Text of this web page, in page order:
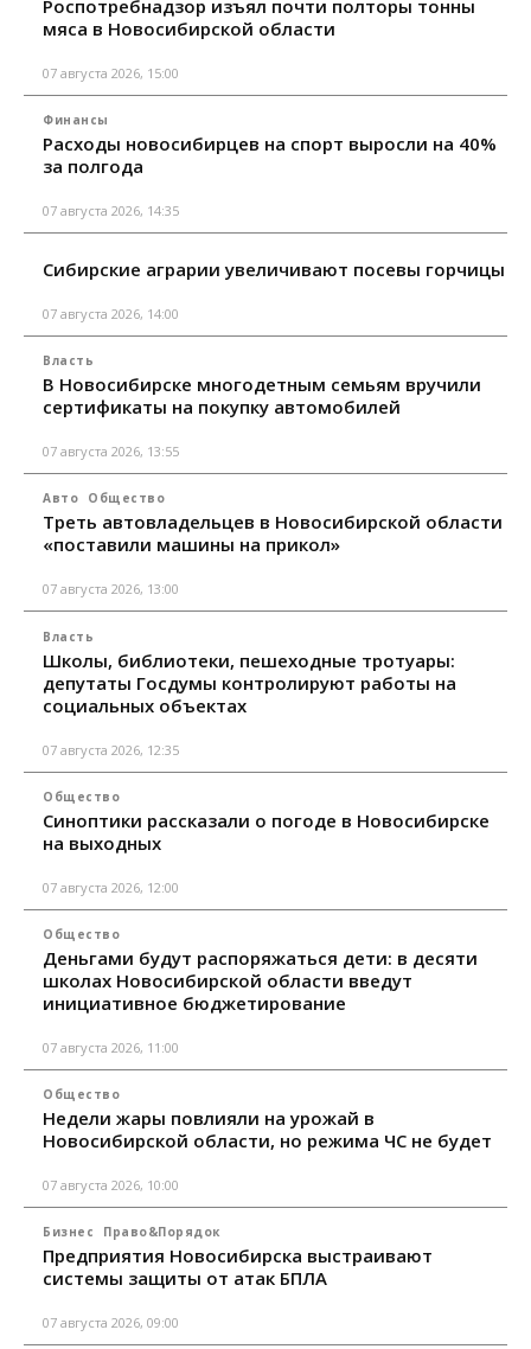
Роспотребнадзор изъял почти полторы тонны
мяса в Новосибирской области
07 августа 2026, 15:00
Финансы
Расходы новосибирцев на спорт выросли на 40%
за полгода
07 августа 2026, 14:35
Сибирские аграрии увеличивают посевы горчицы
07 августа 2026, 14:00
Власть
В Новосибирске многодетным семьям вручили
сертификаты на покупку автомобилей
07 августа 2026, 13:55
Авто Общество
Треть автовладельцев в Новосибирской области
«поставили машины на прикол»
07 августа 2026, 13:00
Власть
Школы, библиотеки, пешеходные тротуары:
депутаты Госдумы контролируют работы на
социальных объектах
07 августа 2026, 12:35
Общество
Синоптики рассказали о погоде в Новосибирске
на выходных
07 августа 2026, 12:00
Общество
Деньгами будут распоряжаться дети: в десяти
школах Новосибирской области введут
инициативное бюджетирование
07 августа 2026, 11:00
Общество
Недели жары повлияли на урожай в
Новосибирской области, но режима ЧС не будет
07 августа 2026, 10:00
Бизнес Право&Порядок
Предприятия Новосибирска выстраивают
системы защиты от атак БПЛА
07 августа 2026, 09:00